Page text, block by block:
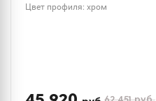
Цвет профиля: хром